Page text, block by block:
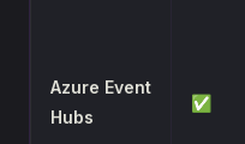
Azure Event
Hubs
✅